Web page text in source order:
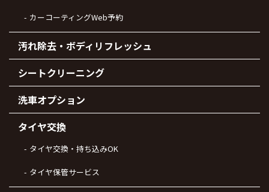
カーコーティングWeb予約
汚れ除去・ボディリフレッシュ
シートクリーニング
洗車オプション
タイヤ交換
タイヤ交換・持ち込みOK
タイヤ保管サービス